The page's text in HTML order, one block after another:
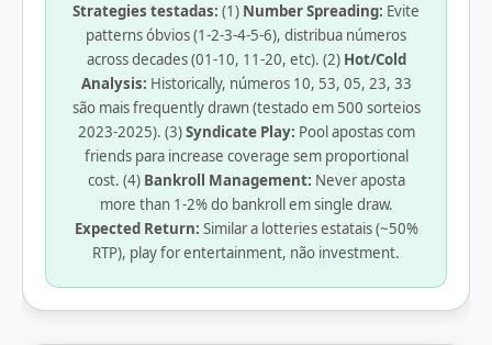
Strategies testadas: (1) Number Spreading: Evite
patterns óbvios (1-2-3-4-5-6), distribua números
across decades (01-10, 11-20, etc). (2) Hot/Cold
Analysis: Historically, números 10, 53, 05, 23, 33
são mais frequently drawn (testado em 500 sorteios
2023-2025). (3)Syndicate Play: Pool apostas com
friends para increase coverage sem proportional
cost. (4) Bankroll Management: Never aposta
more than 1-2% do bankroll em single draw.
Expected Return: Similar a lotteries estatais (~50%
RTP), play for entertainment, não investment.